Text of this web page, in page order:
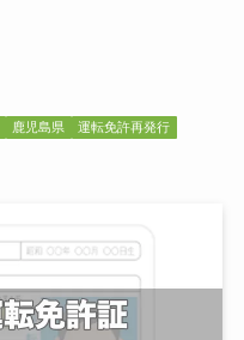
鹿児島県 運転免許再発行